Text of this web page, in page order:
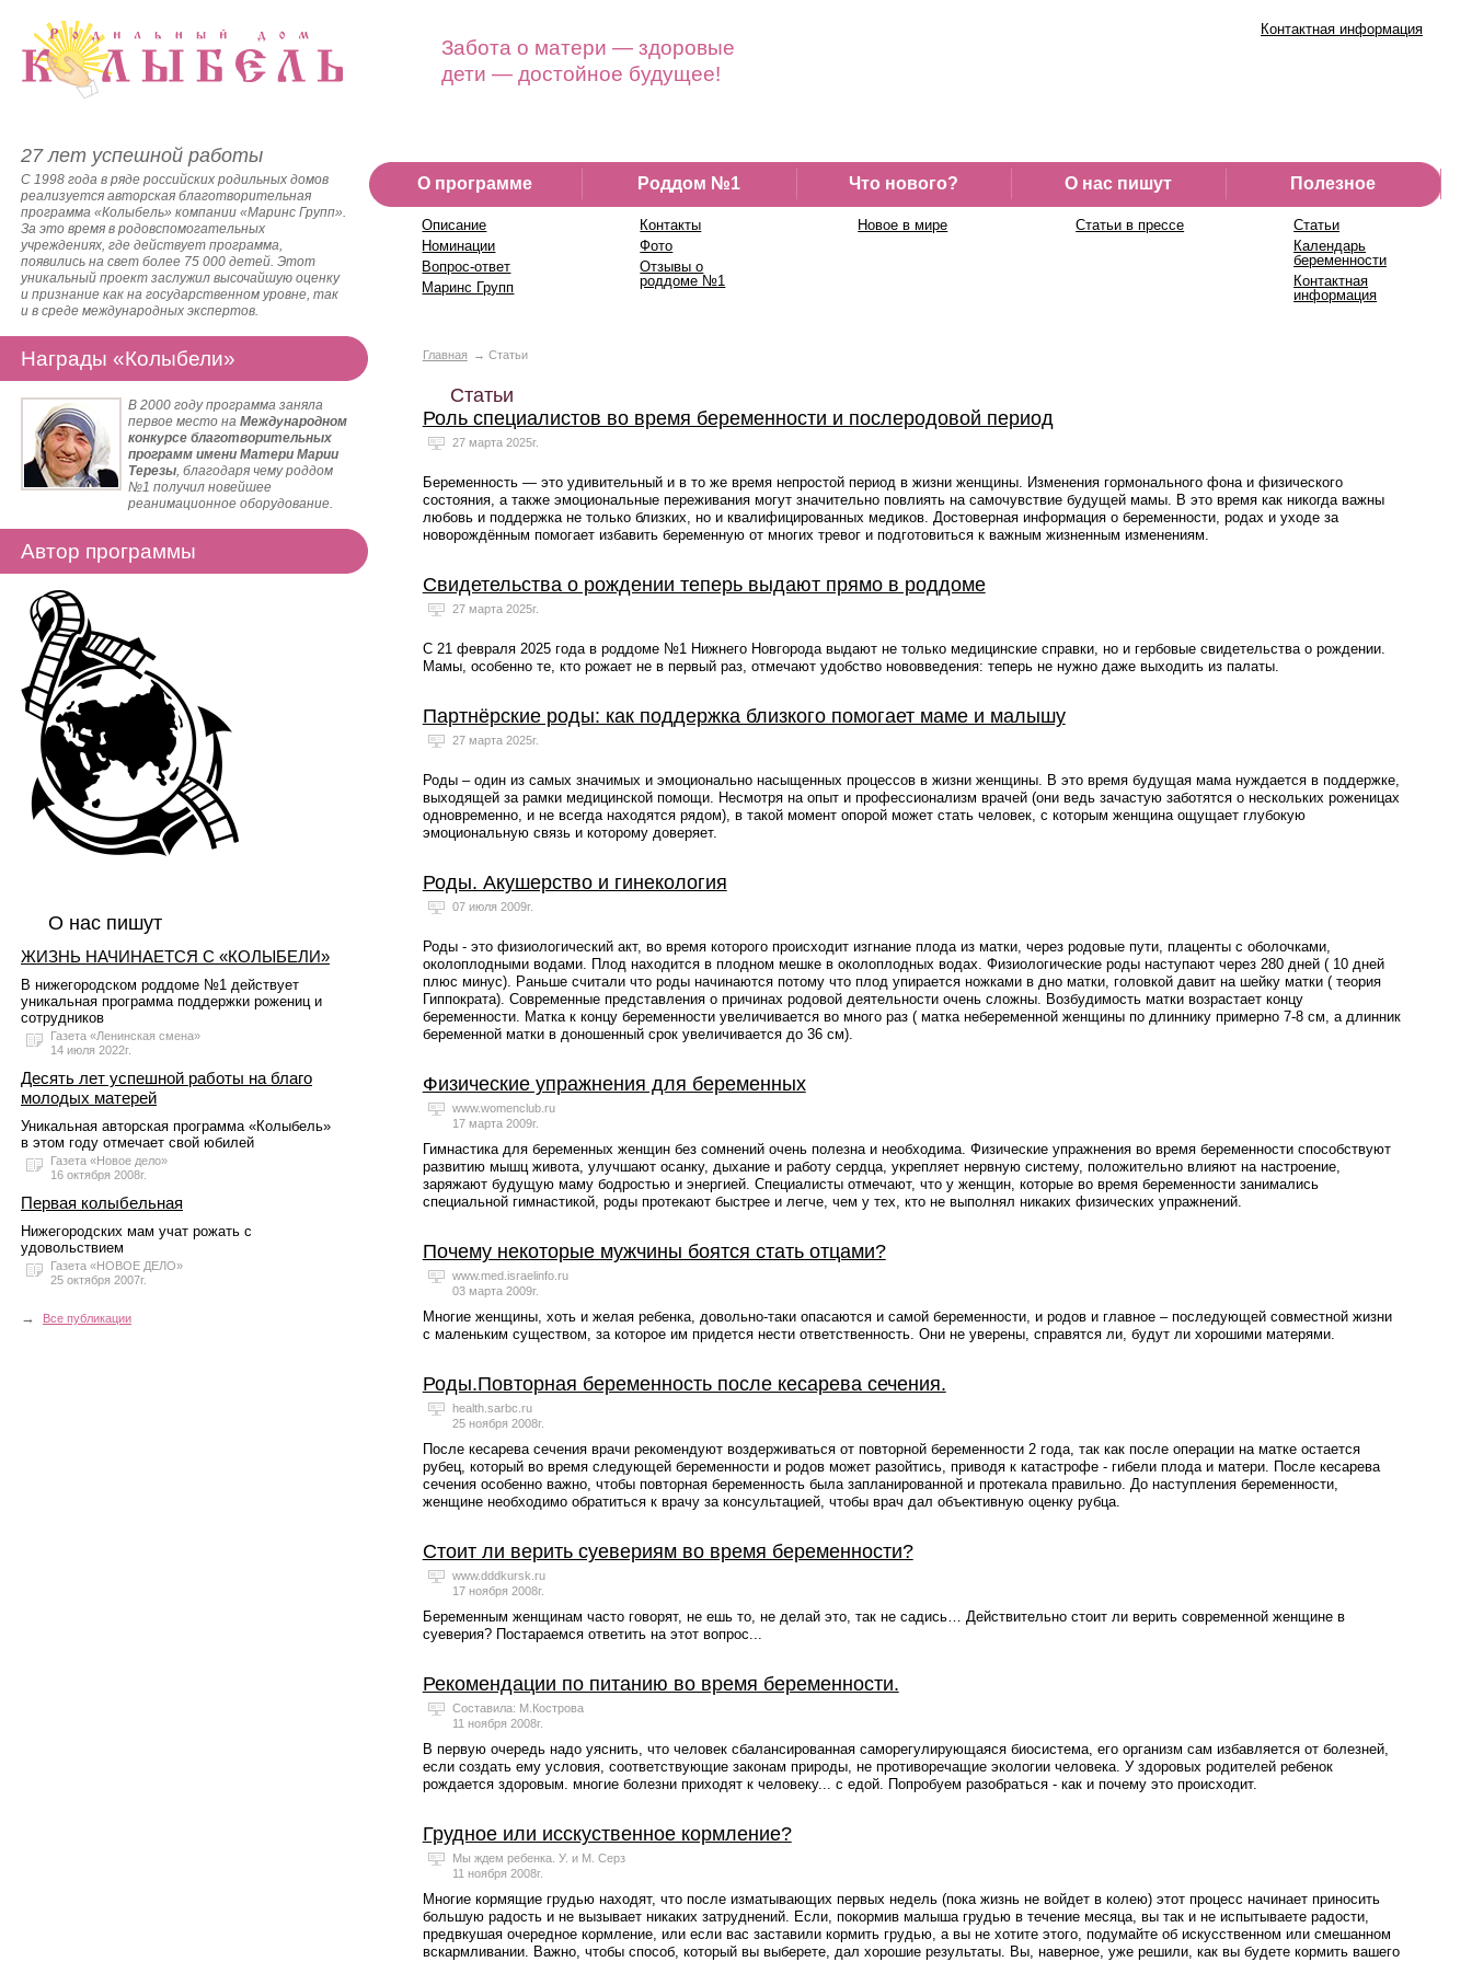
Забота о матери — здоровые
дети — достойное будущее!
Контактная информация
27 лет успешной работы
С 1998 года в ряде российских родильных домов
реализуется авторская благотворительная
программа «Колыбель» компании «Маринс Групп».
За это время в родовспомогательных
учреждениях, где действует программа,
появились на свет более 75 000 детей. Этот
уникальный проект заслужил высочайшую оценку
и признание как на государственном уровне, так
и в среде международных экспертов.
Награды «Колыбели»
В 2000 году программа заняла
первое место на Международном
конкурсе благотворительных
программ имени Матери Марии
Терезы, благодаря чему роддом
№1 получил новейшее
реанимационное оборудование.
Автор программы
О нас пишут
ЖИЗНЬ НАЧИНАЕТСЯ С «КОЛЫБЕЛИ»
В нижегородском роддоме №1 действует
уникальная программа поддержки рожениц и
сотрудников
Газета «Ленинская смена»
14 июля 2022г.
Десять лет успешной работы на благо
молодых матерей
Уникальная авторская программа «Колыбель»
в этом году отмечает свой юбилей
Газета «Новое дело»
16 октября 2008г.
Первая колыбельная
Нижегородских мам учат рожать с
удовольствием
Газета «НОВОЕ ДЕЛО»
25 октября 2007г.
→ Все публикации
О программе Роддом №1 Что нового? О нас пишут Полезное
Описание
Номинации
Вопрос-ответ
Маринс Групп
Контакты
Фото
Отзывы о
роддоме №1
Новое в мире Статьи в прессе
Статьи
Календарь
беременности
Контактная
информация
Главная Статьи
Статьи
Роль специалистов во время беременности и послеродовой период
27 марта 2025г.
Беременность — это удивительный и в то же время непростой период в жизни женщины. Изменения гормонального фона и физического
состояния, а также эмоциональные переживания могут значительно повлиять на самочувствие будущей мамы. В это время как никогда важны
любовь и поддержка не только близких, но и квалифицированных медиков. Достоверная информация о беременности, родах и уходе за
новорождённым помогает избавить беременную от многих тревог и подготовиться к важным жизненным изменениям.
Свидетельства о рождении теперь выдают прямо в роддоме
27 марта 2025г.
С 21 февраля 2025 года в роддоме №1 Нижнего Новгорода выдают не только медицинские справки, но и гербовые свидетельства о рождении.
Мамы, особенно те, кто рожает не в первый раз, отмечают удобство нововведения: теперь не нужно даже выходить из палаты.
Партнёрские роды: как поддержка близкого помогает маме и малышу
27 марта 2025г.
Роды – один из самых значимых и эмоционально насыщенных процессов в жизни женщины. В это время будущая мама нуждается в поддержке,
выходящей за рамки медицинской помощи. Несмотря на опыт и профессионализм врачей (они ведь зачастую заботятся о нескольких роженицах
одновременно, и не всегда находятся рядом), в такой момент опорой может стать человек, с которым женщина ощущает глубокую
эмоциональную связь и которому доверяет.
Роды. Акушерство и гинекология
07 июля 2009г.
Роды - это физиологический акт, во время которого происходит изгнание плода из матки, через родовые пути, плаценты с оболочками,
околоплодными водами. Плод находится в плодном мешке в околоплодных водах. Физиологические роды наступают через 280 дней ( 10 дней
плюс минус). Раньше считали что роды начинаются потому что плод упирается ножками в дно матки, головкой давит на шейку матки ( теория
Гиппократа). Современные представления о причинах родовой деятельности очень сложны. Возбудимость матки возрастает концу
беременности. Матка к концу беременности увеличивается во много раз ( матка небеременной женщины по длиннику примерно 7-8 см, а длинник
беременной матки в доношенный срок увеличивается до 36 см).
Физические упражнения для беременных
www.womenclub.ru
17 марта 2009г.
Гимнастика для беременных женщин без сомнений очень полезна и необходима. Физические упражнения во время беременности способствуют
развитию мышц живота, улучшают осанку, дыхание и работу сердца, укрепляет нервную систему, положительно влияют на настроение,
заряжают будущую маму бодростью и энергией. Специалисты отмечают, что у женщин, которые во время беременности занимались
специальной гимнастикой, роды протекают быстрее и легче, чем у тех, кто не выполнял никаких физических упражнений.
Почему некоторые мужчины боятся стать отцами?
www.med.israelinfo.ru
03 марта 2009г.
Многие женщины, хоть и желая ребенка, довольно-таки опасаются и самой беременности, и родов и главное – последующей совместной жизни
с маленьким существом, за которое им придется нести ответственность. Они не уверены, справятся ли, будут ли хорошими матерями.
Роды.Повторная беременность после кесарева сечения.
health.sarbc.ru
25 ноября 2008г.
После кесарева сечения врачи рекомендуют воздерживаться от повторной беременности 2 года, так как после операции на матке остается
рубец, который во время следующей беременности и родов может разойтись, приводя к катастрофе - гибели плода и матери. После кесарева
сечения особенно важно, чтобы повторная беременность была запланированной и протекала правильно. До наступления беременности,
женщине необходимо обратиться к врачу за консультацией, чтобы врач дал объективную оценку рубца.
Стоит ли верить суевериям во время беременности?
www.dddkursk.ru
17 ноября 2008г.
Беременным женщинам часто говорят, не ешь то, не делай это, так не садись… Действительно стоит ли верить современной женщине в
суеверия? Постараемся ответить на этот вопрос...
Рекомендации по питанию во время беременности.
Составила: М.Кострова
11 ноября 2008г.
В первую очередь надо уяснить, что человек сбалансированная саморегулирующаяся биосистема, его организм сам избавляется от болезней,
если создать ему условия, соответствующие законам природы, не противоречащие экологии человека. У здоровых родителей ребенок
рождается здоровым. многие болезни приходят к человеку... с едой. Попробуем разобраться - как и почему это происходит.
Грудное или исскуственное кормление?
Мы ждем ребенка. У. и М. Серз
11 ноября 2008г.
Многие кормящие грудью находят, что после изматывающих первых недель (пока жизнь не войдет в колею) этот процесс начинает приносить
большую радость и не вызывает никаких затруднений. Если, покормив малыша грудью в течение месяца, вы так и не испытываете радости,
предвкушая очередное кормление, или если вас заставили кормить грудью, а вы не хотите этого, подумайте об искусственном или смешанном
вскармливании. Важно, чтобы способ, который вы выберете, дал хорошие результаты. Вы, наверное, уже решили, как вы будете кормить вашего